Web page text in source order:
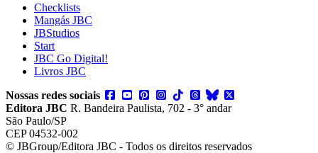
Checklists
Mangás JBC
JBStudios
Start
JBC Go Digital!
Livros JBC
Nossas redes sociais
Editora JBC R. Bandeira Paulista, 702 - 3° andar
São Paulo/SP
CEP 04532-002
© JBGroup/Editora JBC - Todos os direitos reservados